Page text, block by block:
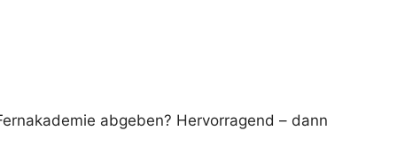
abgeben? Hervorragend – dann